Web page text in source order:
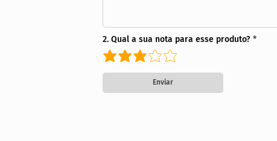
2. Qual a sua nota para esse produto?
Enviar